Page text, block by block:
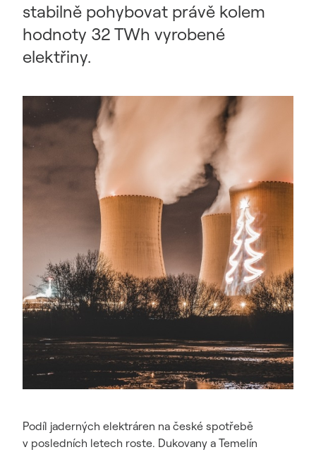
stabilně pohybovat právě kolem
hodnoty 32 TWh vyrobené
elektřiny.
Podíl jaderných elektráren na české spotřebě
v posledních letech roste. Dukovany a Temelín